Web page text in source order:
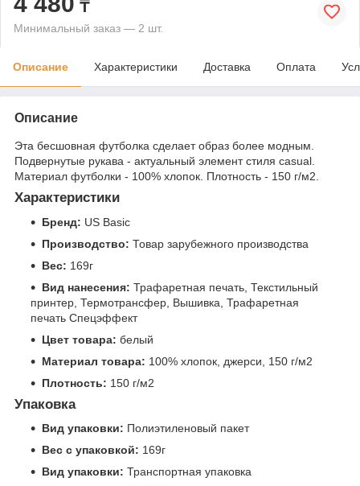
₸
Минимальный заказ — 2 шт.
Описание Характеристики Доставка Оплата
Описание
Эта бесшовная футболка сделает образ более модным.
Подвернутые рукава - актуальный элемент стиля casual.
Материал футболки - 100% хлопок. Плотность - 150 г/м2.
Характеристики
Бренд: US Basic
Производство: Товар зарубежного производства
Вес: 169г
Вид нанесения: Трафаретная печать, Текстильный
принтер, Термотрансфер, Вышивка, Трафаретная
печать Спецэффект
Цвет товара: белый
Материал товара: 100% хлопок, джерси, 150 г/м2
Плотность: 150 г/м2
Упаковка
Вид упаковки: Полиэтиленовый пакет
Вес с упаковкой: 169г
Вид упаковки: Транспортная упаковка